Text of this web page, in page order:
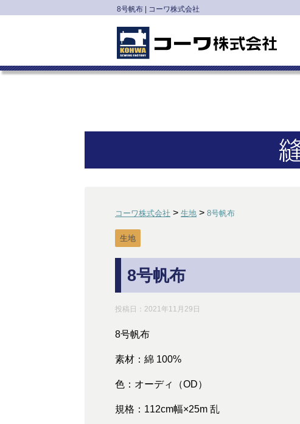
8号帆布 | コーワ株式会社
コーワ株式会社 > 生地 > 8号帆布
生地
8号帆布
投稿日： 2021年11月29日
8号帆布
素材：綿 100%
色：オーディ（OD）
規格：112cm幅×25m 乱